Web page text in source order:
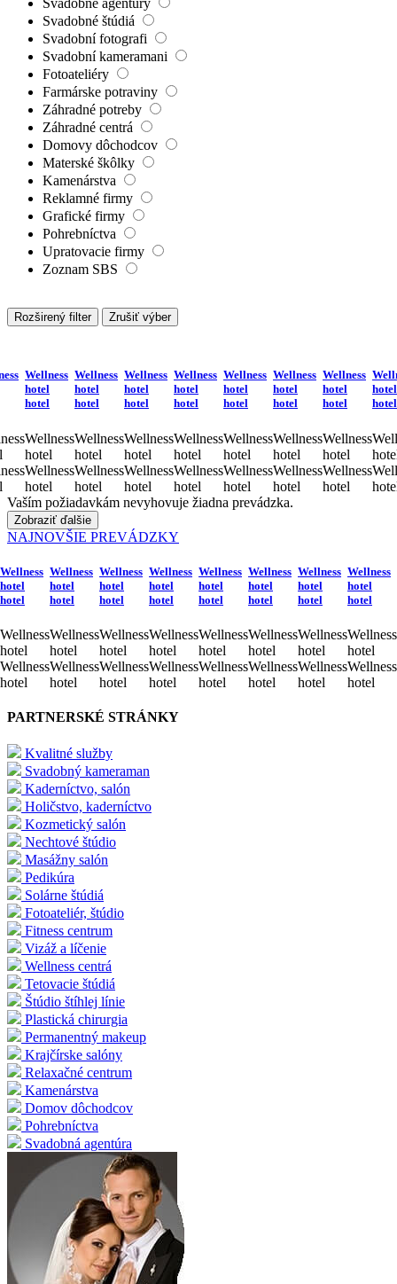
Svadobné agentúry
Svadobné štúdiá
Svadobní fotografi
Svadobní kameramani
Fotoateliéry
Farmárske potraviny
Záhradné potreby
Záhradné centrá
Domovy dôchodcov
Materské škôlky
Kamenárstva
Reklamné firmy
Grafické firmy
Pohrebníctva
Upratovacie firmy
Zoznam SBS
Rozširený filter Zrušiť výber
Wellness
hotel
hotel
Wellness
hotel
Wellness
hotel
Wellness
hotel
hotel
Wellness
hotel
Wellness
hotel
Wellness
hotel
hotel
Wellness
hotel
Wellness
hotel
Wellness
hotel
hotel
Wellness
hotel
Wellness
hotel
Wellness
hotel
hotel
Wellness
hotel
Wellness
hotel
Wellness
hotel
hotel
Wellness
hotel
Wellness
hotel
Wellness
hotel
hotel
Wellness
hotel
Wellness
hotel
hotel
hotel
Vaším požiadavkám nevyhovuje žiadna prevádzka.
Zobraziť ďalšie
NAJNOVŠIE PREVÁDZKY
Wellness
hotel
hotel
Wellness
hotel
Wellness
hotel
Wellness
hotel
hotel
Wellness
hotel
Wellness
hotel
Wellness
hotel
hotel
Wellness
hotel
Wellness
hotel
Wellness
hotel
hotel
Wellness
hotel
Wellness
hotel
Wellness
hotel
hotel
Wellness
hotel
Wellness
hotel
Wellness
hotel
hotel
Wellness
hotel
Wellness
hotel
Wellness
hotel
hotel
Wellness
hotel
Wellness
hotel
Wellness
hotel
hotel
Wellness
hotel
Wellness
hotel
PARTNERSKÉ STRÁNKY
Kvalitné služby
Svadobný kameraman
Kaderníctvo, salón
Holičstvo, kaderníctvo
Kozmetický salón
Nechtové štúdio
Masážny salón
Pedikúra
Solárne štúdiá
Fotoateliér, štúdio
Fitness centrum
Vizáž a líčenie
Wellness centrá
Tetovacie štúdiá
Štúdio štíhlej línie
Plastická chirurgia
Permanentný makeup
Krajčírske salóny
Relaxačné centrum
Kamenárstva
Domov dôchodcov
Pohrebníctva
Svadobná agentúra